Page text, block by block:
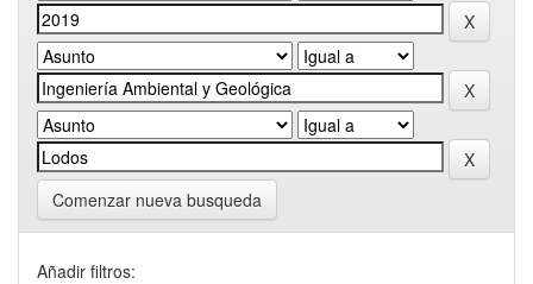
Comenzar nueva busqueda
Añadir filtros: